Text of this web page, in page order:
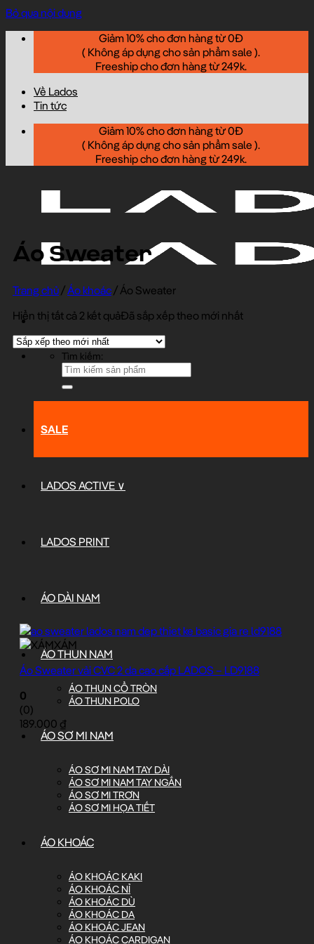
Bỏ qua nội dung
Giảm 10% cho đơn hàng từ 0Đ
( Không áp dụng cho sản phẩm sale ).
Freeship cho đơn hàng từ 249k.
Về Lados
Tin tức
Giảm 10% cho đơn hàng từ 0Đ
( Không áp dụng cho sản phẩm sale ).
Freeship cho đơn hàng từ 249k.
Tìm kiếm:
SALE
LADOS ACTIVE ∨
LADOS PRINT
ÁO DÀI NAM
ÁO THUN NAM
ÁO THUN CỔ TRÒN
ÁO THUN POLO
ÁO SƠ MI NAM
ÁO SƠ MI NAM TAY DÀI
ÁO SƠ MI NAM TAY NGẮN
ÁO SƠ MI TRƠN
ÁO SƠ MI HỌA TIẾT
ÁO KHOÁC
ÁO KHOÁC KAKI
ÁO KHOÁC NỈ
ÁO KHOÁC DÙ
ÁO KHOÁC DA
ÁO KHOÁC JEAN
ÁO KHOÁC CARDIGAN
Áo Sweater
Trang chủ /Áo khoác / Áo Sweater
Hiển thị tất cả 2 kết quảĐã sắp xếp theo mới nhất
XÁM
Áo Sweater vải CVC 2 da cao cấp LADOS – LD9188
0
(0)
189.000 ₫